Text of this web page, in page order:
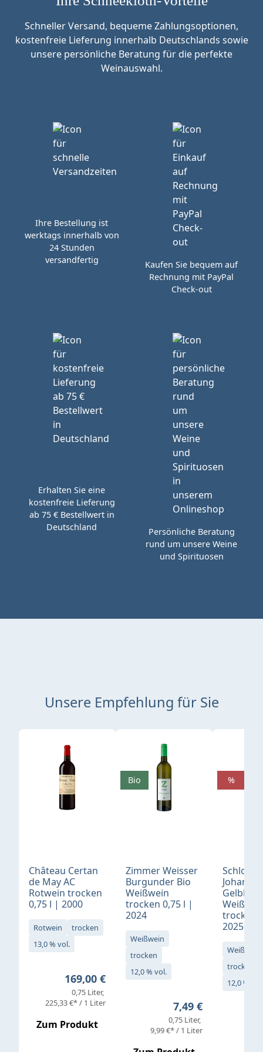
Schneller Versand, bequeme Zahlungsoptionen,
kostenfreie Lieferung innerhalb Deutschlands sowie
unsere persönliche Beratung für die perfekte
Weinauswahl.
Ihre Bestellung ist
werktags innerhalb von
24 Stunden
versandfertig
Kaufen Sie bequem auf
Rechnung mit PayPal
Check-out
Erhalten Sie eine
kostenfreie Lieferung
ab 75 € Bestellwert in
Deutschland
Persönliche Beratung
rund um unsere Weine
und Spirituosen
Unsere Empfehlung für Sie
Produktgalerie überspringen
Château Certan
de May AC
Rotwein trocken
0,75 l | 2000
Rotwein
trocken
13,0 % vol.
Regulärer Preis:
169,00 €
0,75 Liter
225,33 €* / 1 Liter
Zum Produkt
Zimmer Weisser
Burgunder Bio
Weißwein
trocken 0,75 l |
2024
Weißwein
trocken
12,0 % vol.
Regulärer Preis:
7,49 €
0,75 Liter
9,99 €* / 1 Liter
Bio
Schloß
Gelblack
trocken
2025
Weißwein
trocken
12,0 % vol.
%